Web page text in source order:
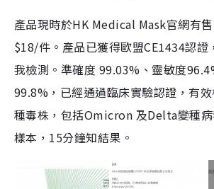
產品現時於HK Medical Mask官網有
$18/件。產品已獲得歐盟CE1434認證
我檢測。準確度 99.03%、靈敏度
99.8%，已經通過臨床實驗認證，有
種毒株，包括Omicron 及Delta變種
樣本，15分鐘知結果。